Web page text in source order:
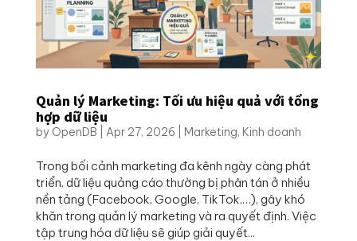
Quản lý Marketing: Tối ưu hiệu quả với tổng
hợp dữ liệu
by OpenDB Apr 27, 2026 Marketing, Kinh doanh
Trong bối cảnh marketing đa kênh ngày càng phát
triển, dữ liệu quảng cáo thường bị phân tán ở nhiều
nền tảng (Facebook, Google, TikTok,…), gây khó
khăn trong quản lý marketing và ra quyết định. Việc
tập trung hóa dữ liệu sẽ giúp giải quyết...